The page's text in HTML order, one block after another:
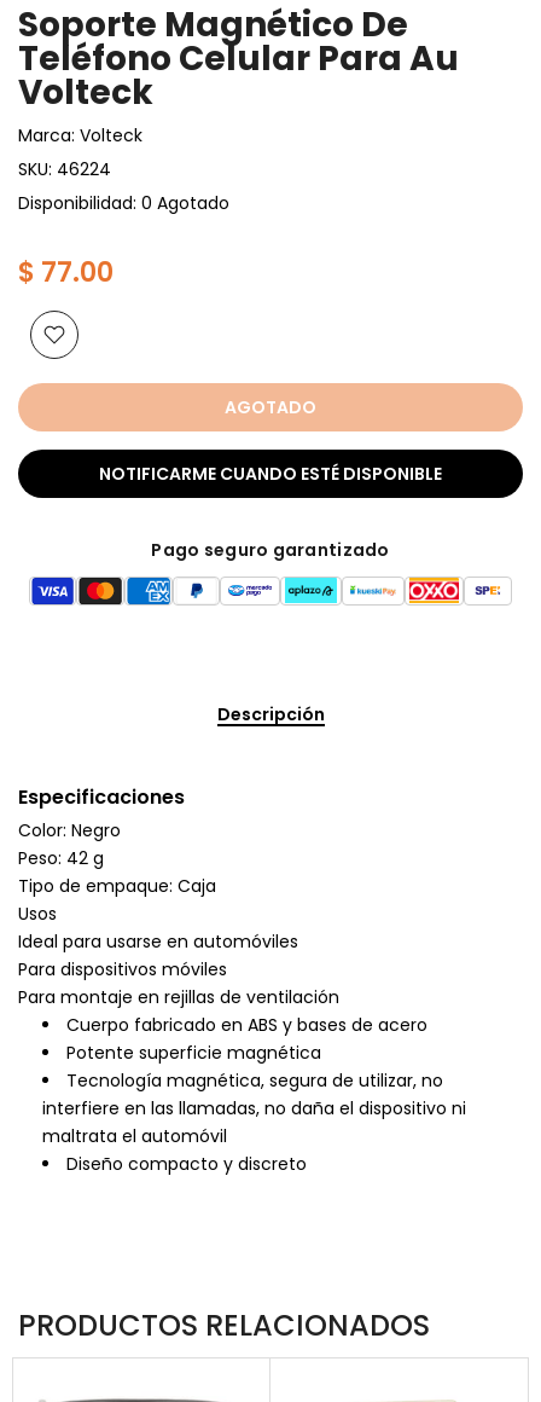
Soporte Magnético De
Teléfono Celular Para Au
Volteck
Marca: Volteck
SKU: 46224
Disponibilidad: 0 Agotado
$ 77.00
AGOTADO
NOTIFICARME CUANDO ESTÉ DISPONIBLE
Pago seguro garantizado
Descripción
Especificaciones
Color: Negro
Peso: 42 g
Tipo de empaque: Caja
Usos
Ideal para usarse en automóviles
Para dispositivos móviles
Para montaje en rejillas de ventilación
Cuerpo fabricado en ABS y bases de acero
Potente superficie magnética
Tecnología magnética, segura de utilizar, no
interfiere en las llamadas, no daña el dispositivo ni
maltrata el automóvil
Diseño compacto y discreto
PRODUCTOS RELACIONADOS